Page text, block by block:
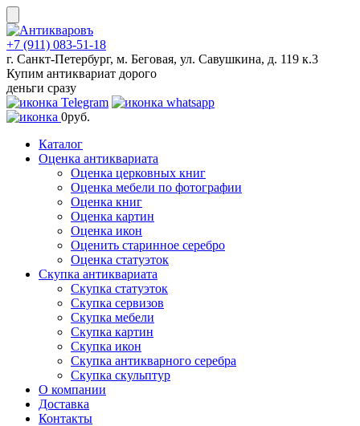
Skip
to
content
+7 (911) 083-51-18
г. Санкт-Петербург, м. Беговая, ул. Савушкина, д. 119 к.3
Купим антиквариат дорого
деньги сразу
0руб.
Каталог
Оценка антиквариата
Оценка церковных книг
Оценка мебели по фотографии
Оценка книг
Оценка картин
Оценка икон
Оценить старинное серебро
Оценка статуэток
Скупка антиквариата
Скупка статуэток
Скупка сервизов
Скупка мебели
Скупка картин
Скупка икон
Скупка антикварного серебра
Скупка скульптур
О компании
Доставка
Контакты